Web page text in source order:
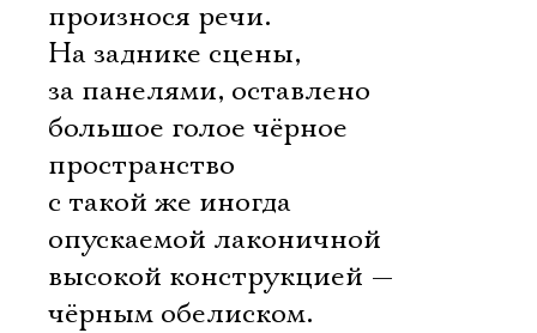
произнося речи.
На заднике сцены,
за панелями, оставлено
большое голое чёрное
пространство
с такой же иногда
опускаемой лаконичной
высокой конструкцией —
чёрным обелиском.